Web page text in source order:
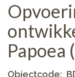
Papoea
Objectcode